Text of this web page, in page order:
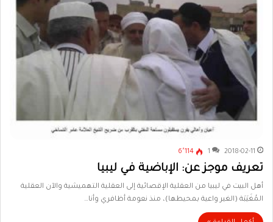
2018-02-11
1 6٬114
تعريف موجز عن: الإباضية في ليبيا
أهل البيت في ليبيا من العقلية الإقصائية إلى العقلية التهميشية والآن العقلية
المُغَيَبَة (الغير واعية بمحيطها)، منذ نعومة أظافري وأنا…